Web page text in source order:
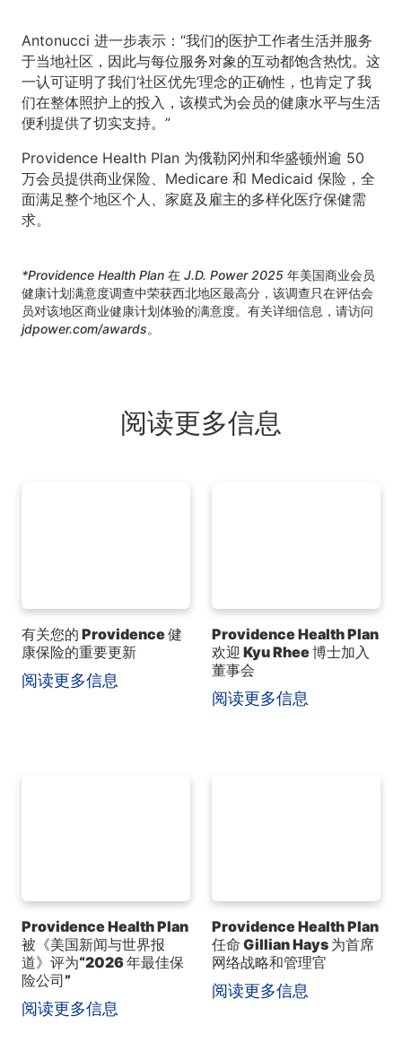
Antonucci 进一步表示：“我们的医护工作者生活并服务
于当地社区，因此与每位服务对象的互动都饱含热忱。这
一认可证明了我们‘社区优先’理念的正确性，也肯定了我
们在整体照护上的投入，该模式为会员的健康水平与生活
便利提供了切实支持。”
Providence Health Plan 为俄勒冈州和华盛顿州逾 50
万会员提供商业保险、Medicare 和 Medicaid 保险，全
面满足整个地区个人、家庭及雇主的多样化医疗保健需
求。
*Providence Health Plan 在 J.D. Power 2025 年美国商业会员
健康计划满意度调查中荣获西北地区最高分，该调查只在评估会
员对该地区商业健康计划体验的满意度。有关详细信息，请访问
jdpower.com/awards。
阅读更多信息
有关您的 Providence 健
康保险的重要更新
阅读更多信息
Providence Health Plan
欢迎 Kyu Rhee 博士加入
董事会
阅读更多信息
Providence Health Plan
被《美国新闻与世界报
道》评为“2026 年最佳保
险公司”
阅读更多信息
Providence Health Plan
任命 Gillian Hays 为首席
网络战略和管理官
阅读更多信息